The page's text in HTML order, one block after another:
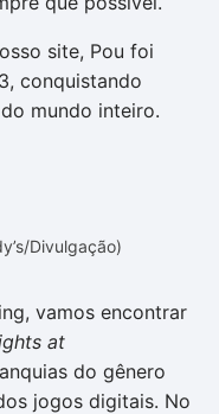
site, Pou foi
conquistando
mundo inteiro.
Divulgação)
vamos encontrar
at
do gênero
jogos digitais. No